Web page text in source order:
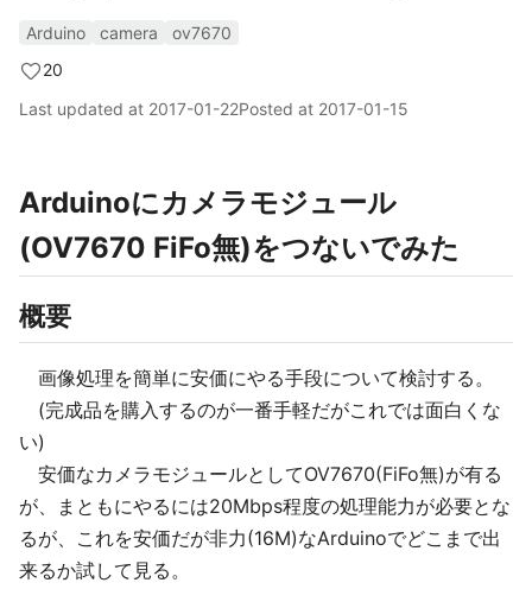
Arduino camera
ov7670
20
Last updated at 2017-01-22Posted at 2017-01-15
Arduinoにカメラモジュール
(OV7670 FiFo無)をつないでみた
概要
画像処理を簡単に安価にやる手段について検討する。
(完成品を購入するのが一番手軽だがこれでは面白くな
い)
安価なカメラモジュールとしてOV7670(FiFo無)が有る
が、まともにやるには20Mbps程度の処理能力が必要とな
るが、これを安価だが非力(16M)なArduinoでどこまで出
来るか試して見る。